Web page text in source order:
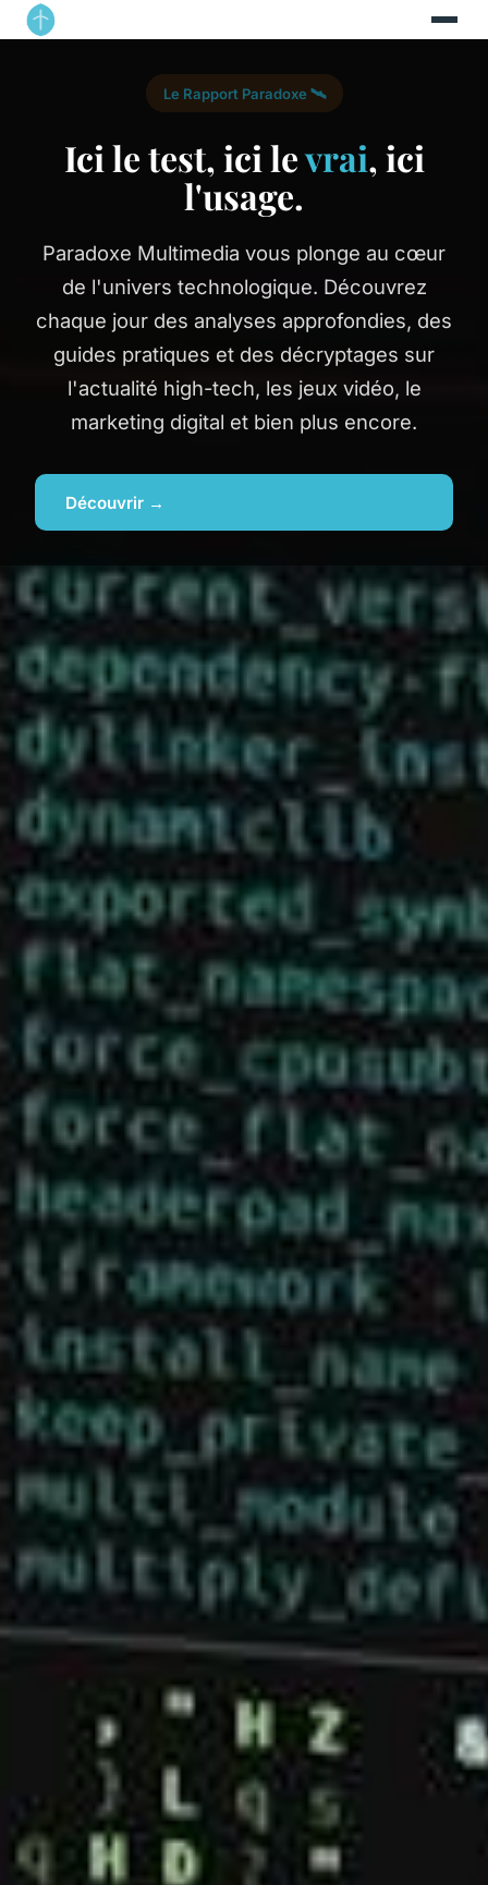
Le Rapport Paradoxe 🛰️
Ici le test, ici levrai, ici
l'usage.
Paradoxe Multimedia vous plonge au cœur
de l'univers technologique. Découvrez
chaque jour des analyses approfondies, des
guides pratiques et des décryptages sur
l'actualité high-tech, les jeux vidéo, le
marketing digital et bien plus encore.
Découvrir →